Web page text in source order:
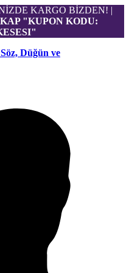
KARGO BİZDEN! |
"KUPON KODU: